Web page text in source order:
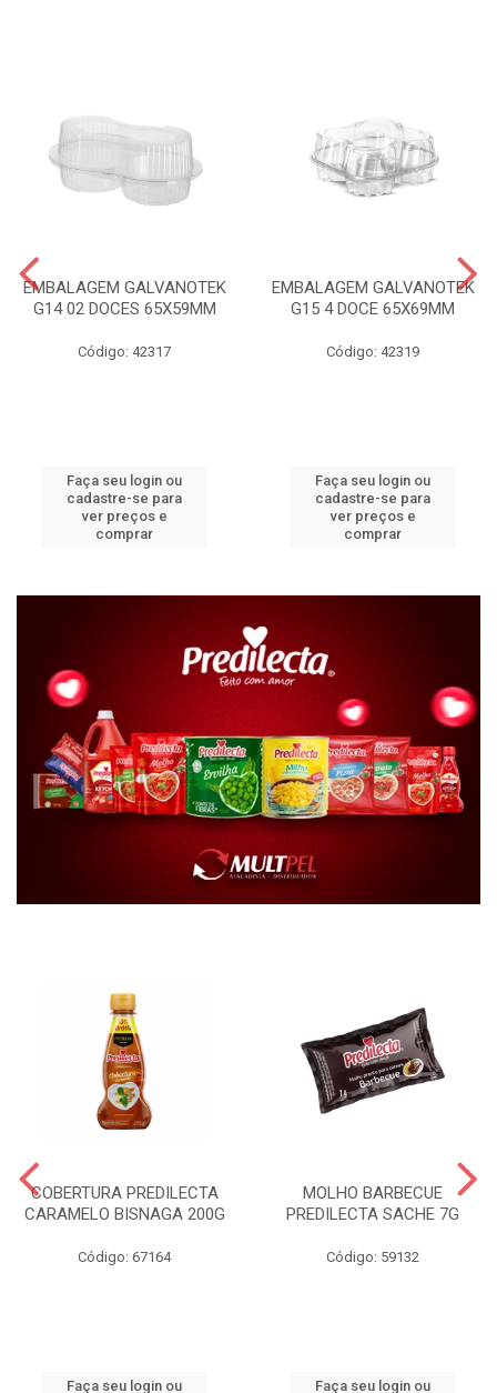
EMBALAGEM GALVANOTEK
G14 02 DOCES 65X59MM
Código: 42317
Faça seu login ou
cadastre-se para
ver preços e
comprar
EMBALAGEM GALVANOTEK
G15 4 DOCE 65X69MM
Código: 42319
Faça seu login ou
cadastre-se para
ver preços e
comprar
COBERTURA PREDILECTA
CARAMELO BISNAGA 200G
Código: 67164
Faça seu login ou
MOLHO BARBECUE
PREDILECTA SACHE 7G
Código: 59132
Faça seu login ou